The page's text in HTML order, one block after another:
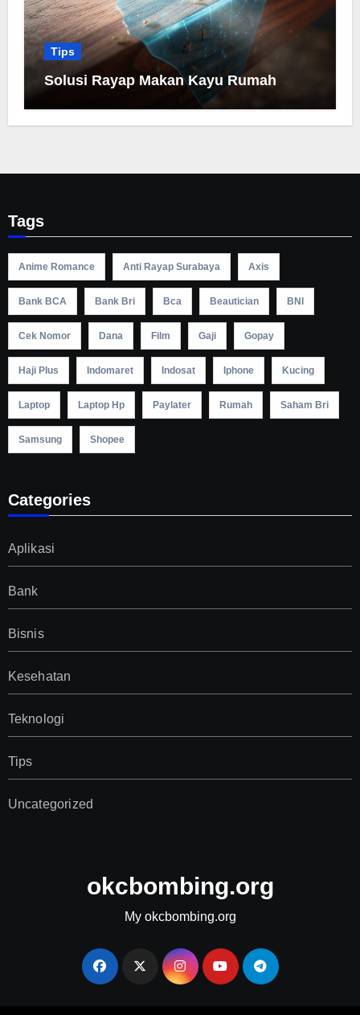
Tips
Solusi Rayap Makan Kayu Rumah
Tags
Anime Romance Anti Rayap Surabaya Axis
Bank BCA Bank Bri Bca Beautician BNI
Cek Nomor Dana Film Gaji Gopay
Haji Plus Indomaret Indosat Iphone Kucing
Laptop Laptop Hp Paylater Rumah Saham Bri
Samsung Shopee
Categories
Aplikasi
Bank
Bisnis
Kesehatan
Teknologi
Tips
Uncategorized
okcbombing.org
My okcbombing.org